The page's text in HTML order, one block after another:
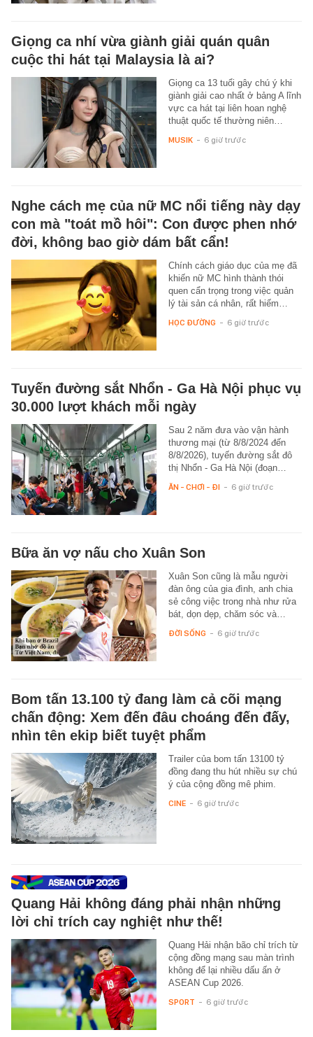
Giọng ca nhí vừa giành giải quán quân
cuộc thi hát tại Malaysia là ai?
Giọng ca 13 tuổi gây chú ý khi
giành giải cao nhất ở bảng A lĩnh
vực ca hát tại liên hoan nghệ
thuật quốc tế thường niên…
MUSIK - 6 giờ trước
Nghe cách mẹ của nữ MC nổi tiếng này dạy
con mà "toát mồ hôi": Con được phen nhớ
đời, không bao giờ dám bất cẩn!
Chính cách giáo dục của mẹ đã
khiến nữ MC hình thành thói
quen cẩn trọng trong việc quản
lý tài sản cá nhân, rất hiếm…
HỌC ĐƯỜNG - 6 giờ trước
Tuyến đường sắt Nhổn - Ga Hà Nội phục vụ
30.000 lượt khách mỗi ngày
Sau 2 năm đưa vào vận hành
thương mại (từ 8/8/2024 đến
8/8/2026), tuyến đường sắt đô
thị Nhổn - Ga Hà Nội (đoạn…
ĂN - CHƠI - ĐI - 6 giờ trước
Bữa ăn vợ nấu cho Xuân Son
Xuân Son cũng là mẫu người
đàn ông của gia đình, anh chia
sẻ công việc trong nhà như rửa
bát, dọn dẹp, chăm sóc và…
ĐỜI SỐNG - 6 giờ trước
Bom tấn 13.100 tỷ đang làm cả cõi mạng
chấn động: Xem đến đâu choáng đến đấy,
nhìn tên ekip biết tuyệt phẩm
Trailer của bom tấn 13100 tỷ
đồng đang thu hút nhiều sự chú
ý của cộng đồng mê phim.
CINE - 6 giờ trước
Quang Hải không đáng phải nhận những
lời chỉ trích cay nghiệt như thế!
Quang Hải nhận bão chỉ trích từ
cộng đồng mạng sau màn trình
không để lại nhiều dấu ấn ở
ASEAN Cup 2026.
SPORT - 6 giờ trước